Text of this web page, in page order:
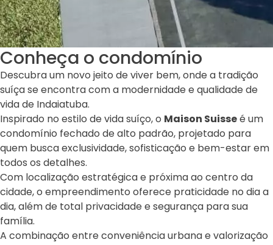
Conheça o condomínio
Descubra um novo jeito de viver bem, onde a tradição
suíça se encontra com a modernidade e qualidade de
vida de Indaiatuba.
Inspirado no estilo de vida suíço, o Maison Suisseé um
condomínio fechado de alto padrão, projetado para
quem busca exclusividade, sofisticação e bem-estar em
todos os detalhes.
Com localização estratégica e próxima ao centro da
cidade, o empreendimento oferece praticidade no dia a
dia, além de total privacidade e segurança para sua
família.
A combinação entre conveniência urbana e valorização